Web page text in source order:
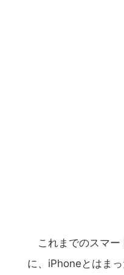
これまでのスマー
に、iPhoneとはま